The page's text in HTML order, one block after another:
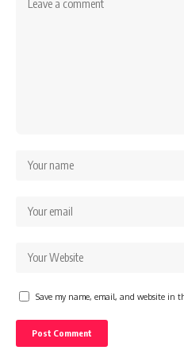
Save my name, email, and website in